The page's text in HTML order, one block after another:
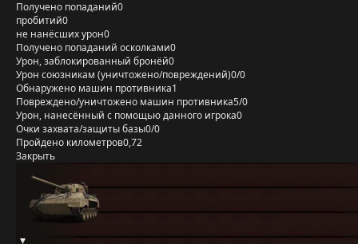
Получено попаданий0
пробитий0
не нанёсших урон0
Получено попаданий осколками0
Урон, заблокированный бронёй0
Урон союзникам (уничтожено/повреждений)0/0
Обнаружено машин противника1
Повреждено/уничтожено машин противника5/0
Урон, нанесённый с помощью данного игрока0
Очки захвата/защиты базы0/0
Пройдено километров0,72
Закрыть